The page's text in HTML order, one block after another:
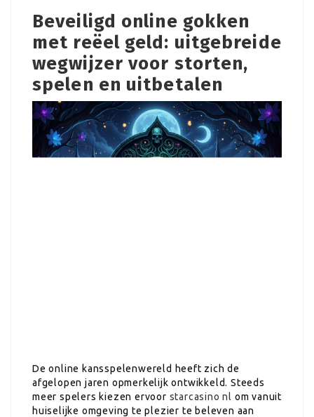
Beveiligd online gokken
met reëel geld: uitgebreide
wegwijzer voor storten,
spelen en uitbetalen
De online kansspelenwereld heeft zich de
afgelopen jaren opmerkelijk ontwikkeld. Steeds
meer spelers kiezen ervoor starcasino nl om vanuit
huiselijke omgeving te plezier te beleven aan